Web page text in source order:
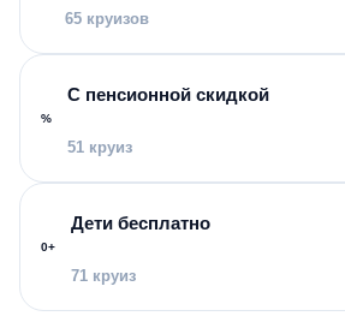
65 круизов
%
С пенсионной скидкой
51 круиз
0+
Дети бесплатно
71 круиз